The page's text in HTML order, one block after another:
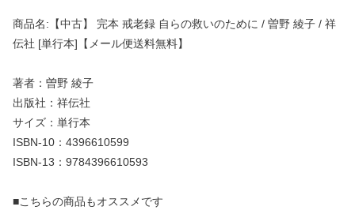
商品名:【中古】 完本 戒老録 自らの救いのために / 曽野 綾子 / 祥
伝社 [単行本]【メール便送料無料】
著者：曽野 綾子
出版社：祥伝社
サイズ：単行本
ISBN-10：4396610599
ISBN-13：9784396610593
■こちらの商品もオススメです